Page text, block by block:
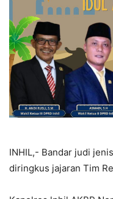
INHIL,- Bandar judi
diringkus jajaran Tim